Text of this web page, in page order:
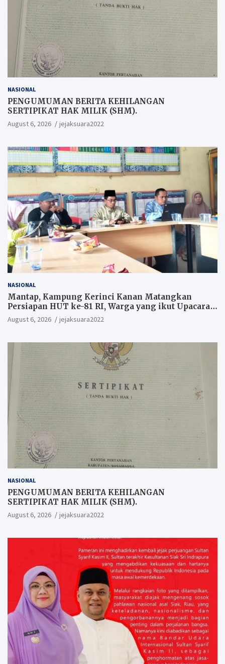
NASIONAL
PENGUMUMAN BERITA KEHILANGAN
SERTIPIKAT HAK MILIK (SHM).
August 6, 2026 jejaksuara2022
NASIONAL
Mantap, Kampung Kerinci Kanan Matangkan
Persiapan HUT ke-81 RI, Warga yang ikut Upacara
Berkesempatan Raih Hadiah
August 6, 2026 jejaksuara2022
NASIONAL
PENGUMUMAN BERITA KEHILANGAN
SERTIPIKAT HAK MILIK (SHM).
August 6, 2026 jejaksuara2022